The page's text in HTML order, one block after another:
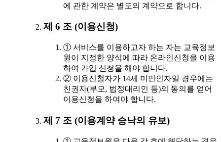
에 관한 계약은 별도의 계약으로 합니다.
제 6 조 (이용신청)
① 서비스를 이용하고자 하는 자는 교육정보
원이 지정한 양식에 따라 온라인신청을 이용
하여 가입 신청을 해야 합니다.
② 이용신청자가 14세 미만인자일 경우에는
친권자(부모, 법정대리인 등)의 동의를 얻어
이용신청을 하여야 합니다.
제 7 조 (이용계약 승낙의 유보)